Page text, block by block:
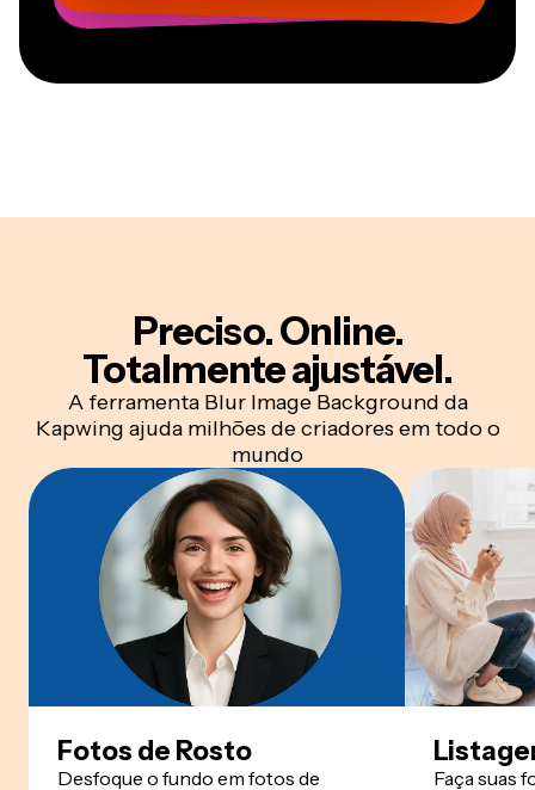
Preciso. Online.
Totalmente ajustável.
A ferramenta Blur Image Background da
Kapwing ajuda milhões de criadores em todo o
mundo
Fotos de Rosto
Desfoque o fundo em fotos de
Faça suas